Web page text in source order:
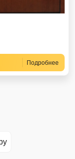
Подробнее